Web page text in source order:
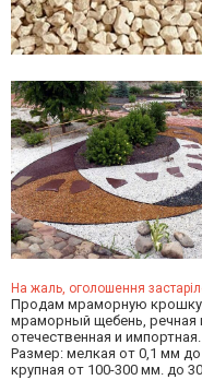
На жаль, оголошення
Продам мраморную
мраморный щебень, речная
отечественная и импортная.
Размер: мелкая от 0,1 мм
крупная от 100-300 мм. до